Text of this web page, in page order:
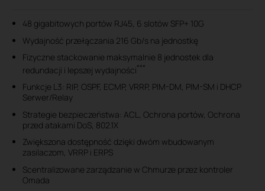
48 gigabitowych portów RJ45, 6 slotów SFP+ 10G
Wydajność przełączania 216 Gb/s na jednostkę
Fizyczne stackowanie maksymalnie 8 jednostek dla
redundacji i lepszej wydajności***
Funkcje L3: RIP, OSPF, ECMP, VRRP, PIM-DM, PIM-SM i DHCP
Serwer/Relay
Strategie bezpieczeństwa: ACL, Ochrona portów, Ochrona
przed atakami DoS, 802.1X
Zwiększona dostępność dzięki dwóm wbudowanym
zasilaczom, VRRP i ERPS
Scentralizowane zarządzanie w Chmurze przez kontroler
Omada